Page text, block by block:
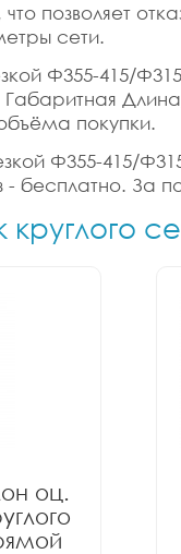
позволяет
сети.
Ф355-415/
Габаритная
покупки.
Ф355-415/
бесплатно. За
оц.